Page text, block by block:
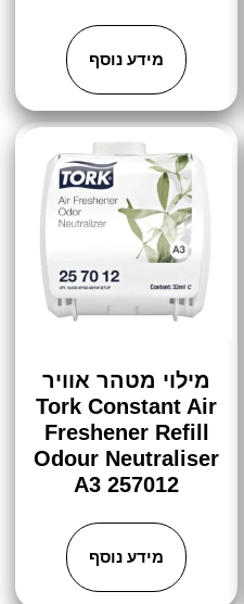
מידע נוסף
מילוי מטהר אוויר
Tork Constant Air
Freshener Refill
Odour Neutraliser
A3 257012
מידע נוסף